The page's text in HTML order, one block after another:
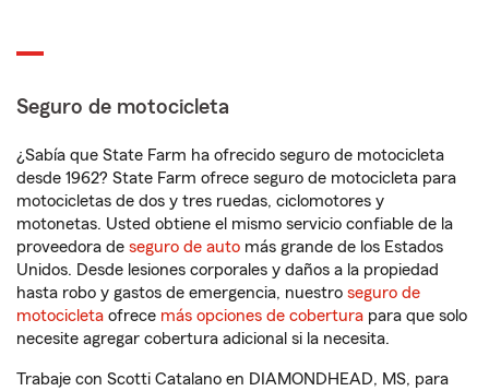
Seguro de motocicleta
¿Sabía que State Farm ha ofrecido seguro de motocicleta
desde 1962? State Farm ofrece seguro de motocicleta para
motocicletas de dos y tres ruedas, ciclomotores y
motonetas. Usted obtiene el mismo servicio confiable de la
proveedora de seguro de auto más grande de los Estados
Unidos. Desde lesiones corporales y daños a la propiedad
hasta robo y gastos de emergencia, nuestro seguro de
motocicleta ofrece más opciones de cobertura para que solo
necesite agregar cobertura adicional si la necesita.
Trabaje con Scotti Catalano en DIAMONDHEAD, MS, para